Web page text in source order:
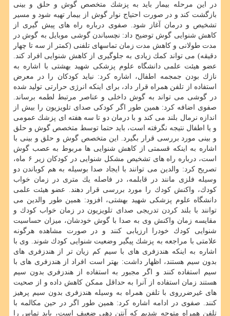
در این مرحله بیمار باید به پزشك متخصص گوش و حلق و بینی
بازگشت كند و در صورت احتیاج نوار گوش از بیمار تهیه شود و مسیر
تشخیص و درمان آغاز شود. صفوی درباره راه های پیش گیری از
كاهش شنوایی گوش توضیح داد: نچسباندن گوشی موبایل به گوش در
مدت طولانی و كاهش مدت زمان تماسهای تلفنی (كمتر از سه تا چهار
دقیقه) می تواند كمك زیادی به جلوگیری از كاهش شنوایی افراد كند.
عضو هیئت علمی دانشگاه علوم پزشكی شهید بهشتی با اشاره به
نازك بودن جمجمه اطفال، اشاره كرد: نباید كودكان را در معرض
استفاده از تلفن همراه قرار داد، برای اینكه انرژی حرارتی تولید شده
در گوشی می تواند به گوش داخلی و عناصر مرتبط لطمه برساند.
صفوی اضافه كرد: همین طور اگر كودكی صدای تلویزیون را بیش از
اندازه نرمال بلند می كند و با درمان دو تا سه هفته ای پزشك عمومی
و یا اطفال نتیجه نگرفته است، باید حتما توسط متخصص گوش و حلق
و بینی مورد بررسی قرار بگیرد. این متخصص گوش و حلق و بینی با
اشاره به اینكه قسمتی از كاهش شنوایی ها مربوط به عصب گوش
است، درباره راه های تشخیص مشكل شنوایی در كودكان زیر ۶ ماه،
تصریح كرد: والدین می توانند با ایجاد صدا بوسیله به هم كوباندن دو
وسیله فلزی مانند در قابلمه، در فاصله یك متری در زمان خواب
كودك، واكنش كودك را مورد بررسی قرار دهند. عضو هیئت علمی
دانشگاه علوم پزشكی شهید بهشتی، افزود: همین طور والدین می
توانند با بلند كردن تدریجی صدای تلویزیون در زمان خواب كودك و
مقایسه زمان واكنش وی به صدا با گوش خودشان، میزان حساسیت
شنوایی كودك خودرا ارزیابی كنند و در صورت مشاهده هرگونه
علامتی با مراجعه به پزشك پیگیر وضعیت شنوایی كودك شوند. وی با
اشاره به اینكه هندزفری های با سیم كم زیان تر از هندزفری های
بدون سیم هستند، اظهار داشت: بهتر است افراد از هندزفری های با
سیم استفاده كنند و اگر مجبور به استفاده از هندزفری بدون سیم
هستند زمان استفاده از آنرا به حداقل ممكن كاهش داده و از صحیت
های غیرضرروی با تلفن همراه به وسیله هندزفری بدون سیم پرهیز
كنند. صفوی در ادامه اشاره كرد: همین طور اگر در حین مكالمه با
تلفن همراه متوجه شدیم كه آنتن دهی ضعیف است، باید تماس را